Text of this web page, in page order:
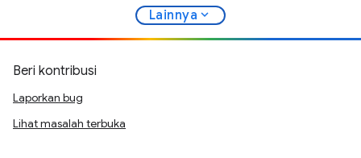
Lainnya expand_more
Beri kontribusi
Laporkan bug
Lihat masalah terbuka